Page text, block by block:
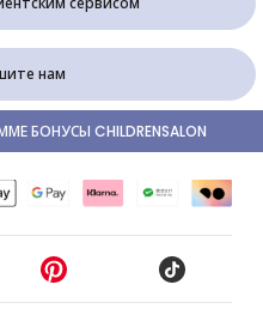
нам
БОНУСЫ CHILDRENSALON